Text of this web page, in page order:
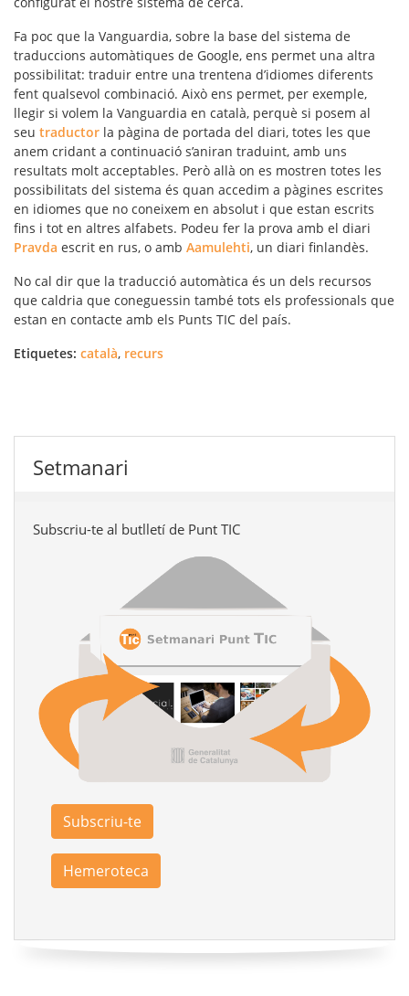
Fa poc que la Vanguardia, sobre la base del sistema de
traduccions automàtiques de Google, ens permet una altra
possibilitat: traduir entre una trentena d’idiomes diferents
fent qualsevol combinació. Això ens permet, per exemple,
llegir si volem la Vanguardia en català, perquè si posem al
seu traductor la pàgina de portada del diari, totes les que
anem cridant a continuació s’aniran traduint, amb uns
resultats molt acceptables. Però allà on es mostren totes les
possibilitats del sistema és quan accedim a pàgines escrites
en idiomes que no coneixem en absolut i que estan escrits
fins i tot en altres alfabets. Podeu fer la prova amb el diari
Pravda escrit en rus, o amb Aamulehti, un diari finlandès.
No cal dir que la traducció automàtica és un dels recursos
que caldria que coneguessin també tots els professionals que
estan en contacte amb els Punts TIC del país.
Etiquetes: català, recurs
Setmanari
Subscriu-te al butlletí de Punt TIC
Subscriu-te
Hemeroteca